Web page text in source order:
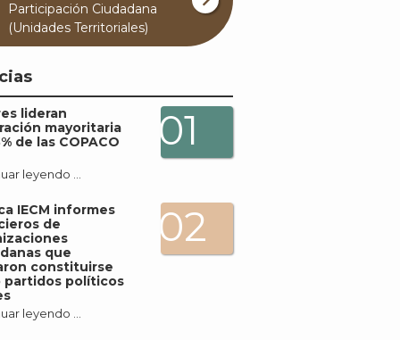
Participación Ciudadana
(Unidades Territoriales)
lideran
mayoritaria
de las COPACO
leyendo …
01
IECM informes
de
que
constituirse
partidos políticos
leyendo …
02